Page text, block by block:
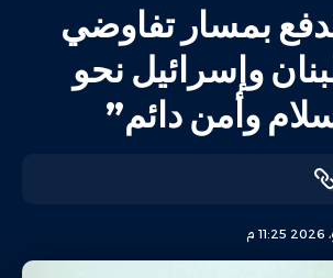
بمسار تفاوضي
وإسرائيل نحو
وأمن دائم”